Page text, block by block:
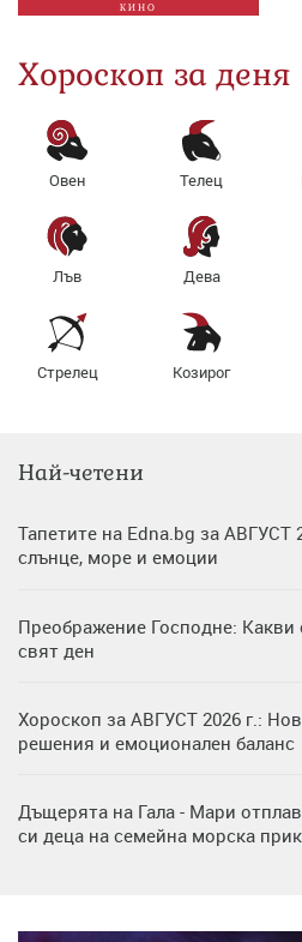
КИНО
Хороскоп за деня
Овен Телец
Лъв Дева
Стрелец Козирог
Най-четени
Тапетите на Edna.bg за АВГУСТ
слънце, море и емоции
Преображение Господне: Какви
свят ден
Хороскоп за АВГУСТ 2026 г.:
решения и емоционален баланс
Дъщерята на Гала - Мари
си деца на семейна морска
Димов издадоха своето